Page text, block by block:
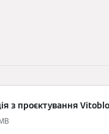
з проєктування